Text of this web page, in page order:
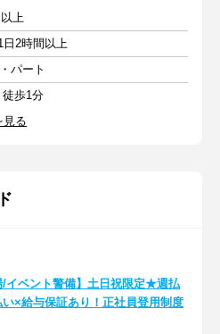
上
日2時間以上
パート
歩1分
見る
/イベント警備】土日祝限定★週払
い×給与保証あり！正社員登用制度